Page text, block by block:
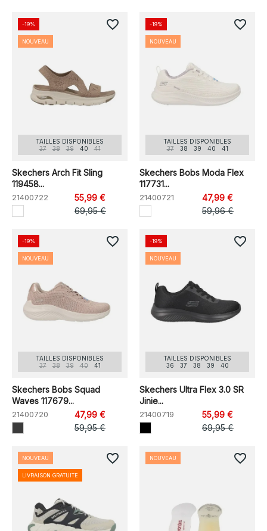
TAILLES DISPONIBLES
37
38 39 40 41
Skechers Arch Fit Sling
119458...
21400722
55,99 €
69,95 €
-19%
NOUVEAU
favorite_border
TAILLES DISPONIBLES
37
38 39 40 41
Skechers Bobs Moda Flex
117731...
21400721
47,99 €
59,96 €
-19%
NOUVEAU
favorite_border
TAILLES DISPONIBLES
37
38 39 40 41
Skechers Bobs Squad
Waves 117679...
21400720
47,99 €
59,95 €
-19%
NOUVEAU
favorite_border
TAILLES DISPONIBLES
36
37 38 39 40
Skechers Ultra Flex 3.0 SR
Jinie...
21400719
55,99 €
69,95 €
-19%
NOUVEAU
favorite_border
NOUVEAU
LIVRAISON GRATUITE
favorite_border NOUVEAU favorite_border